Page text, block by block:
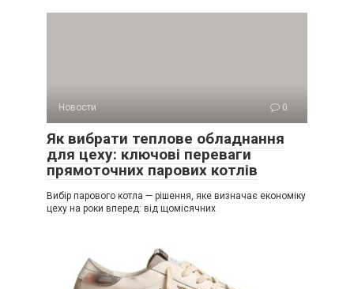
Новости 0
Як вибрати теплове обладнання
для цеху: ключові переваги
прямоточних парових котлів
Вибір парового котла — рішення, яке визначає економіку
цеху на роки вперед: від щомісячних